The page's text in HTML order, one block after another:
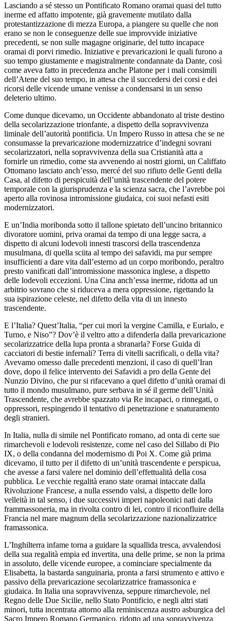
Lasciando a sé stesso un Pontificato Romano oramai quasi del tutto
inerme ed affatto impotente, già gravemente mutilato dalla
protestantizzazione di mezza Europa, a piangere su quelle che non
erano se non le conseguenze delle sue improvvide iniziative
precedenti, se non sulle magagne originarie, del tutto incapace
oramai di porvi rimedio. Iniziative e prevaricazioni le quali furono a
suo tempo giustamente e magistralmente condannate da Dante, così
come aveva fatto in precedenza anche Platone per i mali consimili
dell’Atene del suo tempo, in attesa che il succedersi dei corsi e dei
ricorsi delle vicende umane venisse a condensarsi in un senso
deleterio ultimo.
Come dunque dicevamo, un Occidente abbandonato al triste destino
della secolarizzazione trionfante, a dispetto della sopravvivenza
liminale dell’autorità pontificia. Un Impero Russo in attesa che se ne
consumasse la prevaricazione modernizzatrice d’indegni sovrani
secolarizzatori, nella sopravvivenza della sua Cristianità atta a
fornirle un rimedio, come sta avvenendo ai nostri giorni, un Califfato
Ottomano lasciato anch’esso, mercé del suo rifiuto delle Genti della
Casa, al difetto di perspicuità dell’unità trascendente del potere
temporale con la giurisprudenza e la scienza sacra, che l’avrebbe poi
aperto alla rovinosa intromissione giudaica, coi suoi nefasti esiti
modernizzatori.
E un’India moribonda sotto il tallone spietato dell’uncino britannico
divoratore uomini, priva oramai da tempo di una legge sacra, a
dispetto di alcuni lodevoli innesti trascorsi della trascendenza
musulmana, di quella sciita al tempo dei safavidi, ma pur sempre
insufficienti a dare vita dall’esterno ad un corpo moribondo, peraltro
presto vanificati dall’intromissione massonica inglese, a dispetto
delle lodevoli eccezioni. Una Cina anch’essa inerme, ridotta ad un
arbitrio sovrano che si riduceva a mera oppressione, rigettando la
sua ispirazione celeste, nel difetto della vita di un innesto
trascendente.
E l’Italia? Quest’Italia, “per cui morì la vergine Camilla, e Eurialo, e
Turno, e Niso”? Dov’è il veltro atto a difenderla dalla prevaricazione
secolarizzatrice della lupa pronta a sbranarla? Forse Guida di
cacciatori di bestie infernali? Terra di vitelli sacrificali, o della vita?
Avevamo omesso dalle precedenti menzioni, il caso di quell’Iran
dove, dopo il felice intervento dei Safavidi a pro della Gente del
Nunzio Divino, che pur si rifacevano a quel difetto d’unità oramai di
tutto il mondo musulmano, pure serbava in sé il germe dell’Unità
Trascendente, che avrebbe spazzato via Re incapaci, o rinnegati, o
oppressori, respingendo il tentativo di penetrazione e snaturamento
degli stranieri.
In Italia, nulla di simile nel Pontificato romano, ad onta di certe sue
rimarchevoli e lodevoli resistenze, come nel caso del Sillabo di Pio
IX, o della condanna del modernismo di Poi X. Come già prima
dicevamo, il tutto per il difetto di un’unità trascendente e perspicua,
che avesse a farsi valere nel dominio dell’effettualità della cosa
pubblica. Le vecchie regalità erano state oramai intaccate dalla
Rivoluzione Francese, a nulla essendo valsi, a dispetto delle loro
velleità in tal senso, i due successivi imperi napoleonici nati dalla
frammassoneria, ma in rivolta contro di lei, contro il riconfluire della
Francia nel mare magnum della secolarizzazione nazionalizzatrice
framassonica.
L’Inghilterra infame torna a guidare la squallida tresca, avvalendosi
della sua regalità empia ed invertita, una delle prime, se non la prima
in assoluto, delle vicende europee, a cominciare specialmente da
Elisabetta, la bastarda sanguinaria, pronta a farsi strumento e attivo e
passivo della prevaricazione secolarizzatrice framassonica e
giudaica. In Italia una sopravvivenza, seppure rimarchevole, nel
Regno delle Due Sicilie, nello Stato Pontificio, e negli altri stati
minori, tutta incentrata attorno alla reminiscenza austro asburgica del
Sacro Impero Romano Germanico, ridotto ad una sopravvivenza